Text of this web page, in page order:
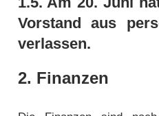
Vorstand aus
verlassen.
2. Finanzen